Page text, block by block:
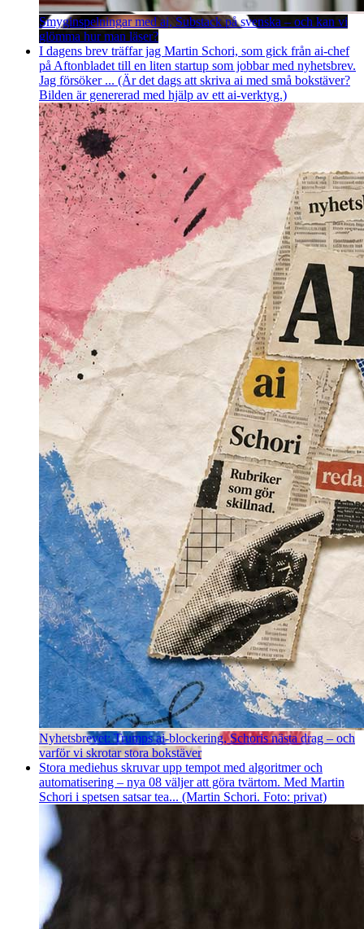
Smyginspelningar med ai, Substack på svenska – och kan vi
glömma hur man läser?
I dagens brev träffar jag Martin Schori, som gick från ai-chef
på Aftonbladet till en liten startup som jobbar med nyhetsbrev.
Jag försöker ... (Är det dags att skriva ai med små bokstäver?
Bilden är genererad med hjälp av ett ai-verktyg.)
Nyhetsbrevet: Trumps ai-blockering, Schoris nästa drag – och
varför vi skrotar stora bokstäver
Stora mediehus skruvar upp tempot med algoritmer och
automatisering – nya 08 väljer att göra tvärtom. Med Martin
Schori i spetsen satsar tea... (Martin Schori. Foto: privat)